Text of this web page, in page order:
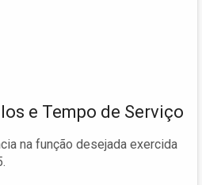
e Tempo de Serviço
na função desejada exercida